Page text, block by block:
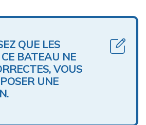
QUE LES
BATEAU NE
VOUS
UNE